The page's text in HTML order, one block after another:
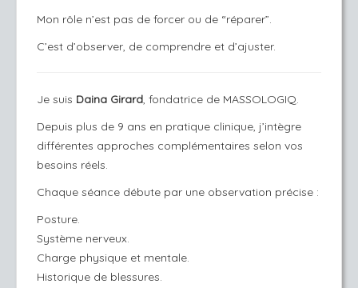
Mon rôle n’est pas de forcer ou de “réparer”.
C’est d’observer, de comprendre et d’ajuster.
Je suis Daina Girard, fondatrice de MASSOLOGIQ.
Depuis plus de 9 ans en pratique clinique, j’intègre
différentes approches complémentaires selon vos
besoins réels.
Chaque séance débute par une observation précise :
Posture.
Système nerveux.
Charge physique et mentale.
Historique de blessures.